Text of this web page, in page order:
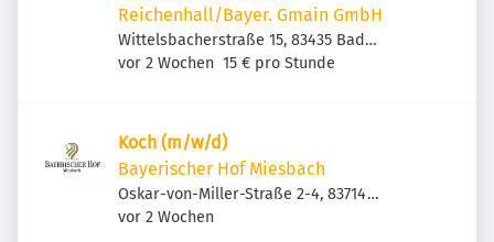
Reichenhall/Bayer. Gmain GmbH
Wittelsbacherstraße 15, 83435 Bad
Reichenhall, Deutschland
Veröffentlicht
vor 2 Wochen 15 € pro Stunde
Koch (m/w/d)
Bayerischer Hof Miesbach
Oskar-von-Miller-Straße 2-4, 83714
Miesbach, Deutschland
Veröffentlicht
vor 2 Wochen